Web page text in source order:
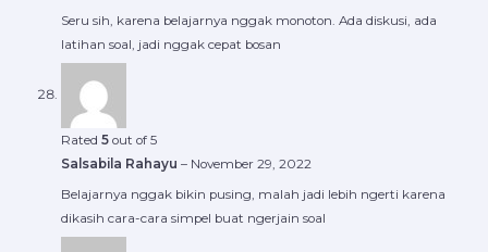
Seru sih, karena belajarnya nggak monoton. Ada diskusi, ada
latihan soal, jadi nggak cepat bosan
Rated 5out of 5
Salsabila Rahayu – November 29, 2022
Belajarnya nggak bikin pusing, malah jadi lebih ngerti karena
dikasih cara-cara simpel buat ngerjain soal